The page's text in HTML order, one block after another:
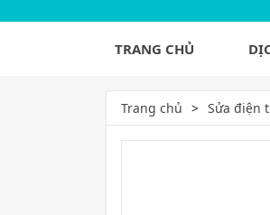
TRANG CHỦ
Trang chủ Sửa điện